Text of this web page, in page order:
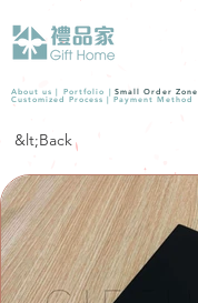
About us | Portfolio | Small Order Zone
Customized Process |Payment Method
&lt;Back